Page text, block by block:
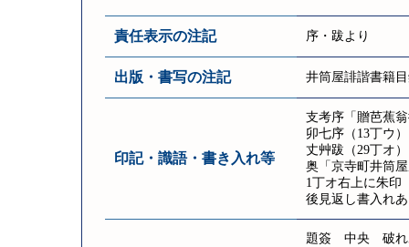
責任表示の注記 序・跋より
出版・書写の注記 井筒屋誹諧書籍
印記・識語・書き入れ等
支考序「贈芭蕉
卯七序（13丁ウ
丈艸跋（29丁オ
奥「京寺町井筒
1丁オ右上に朱印
後見返し書入れ
題簽 中央 破れ